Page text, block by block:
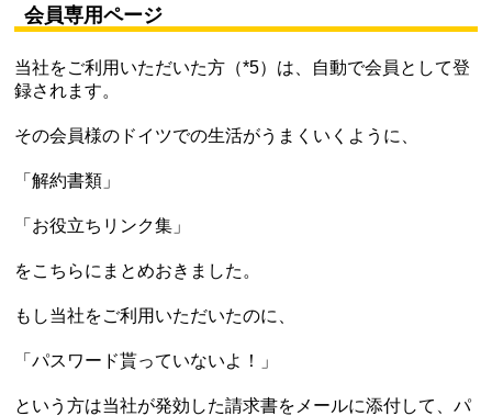
会員専用ページ
当社をご利用いただいた方（*5）は、自動で会員として登
録されます。
その会員様のドイツでの生活がうまくいくように、
「解約書類」
「お役立ちリンク集」
をこちらにまとめおきました。
もし当社をご利用いただいたのに、
「パスワード貰っていないよ！」
という方は当社が発効した請求書をメールに添付して、パ